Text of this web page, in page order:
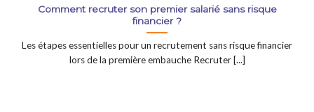
Comment recruter son premier salarié sans risque
financier ?
Les étapes essentielles pour un recrutement sans risque financier
lors de la première embauche Recruter [...]